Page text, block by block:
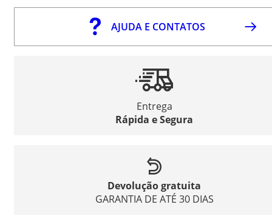
AJUDA E CONTATOS
Entrega
Rápida e Segura
Devolução gratuita
GARANTIA DE ATÉ 30 DIAS